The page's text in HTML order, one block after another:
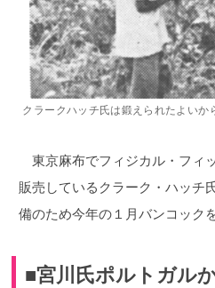
クラークハッチ氏は鍛えられたよいか
東京麻布でフィジカル・フィ
販売しているクラーク・ハッチ
備のため今年の１月バンコック
■宮川氏ポルトガル